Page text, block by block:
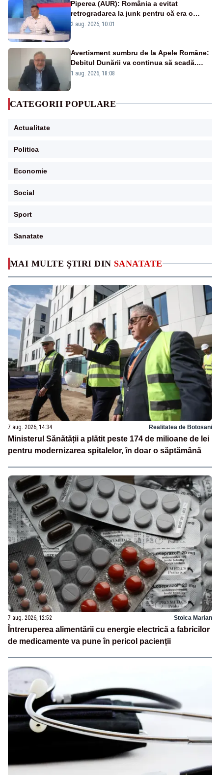
MAI MULTE ȘTIRI DIN SANATATE
7 aug. 2026, 14:34 Realitatea de Botosani
Ministerul Sănătății a plătit peste 174 de milioane de lei
pentru modernizarea spitalelor, în doar o săptămână
7 aug. 2026, 12:52 Stoica Marian
Întreruperea alimentării cu energie electrică a fabricilor
de medicamente va pune în pericol pacienții
Piperea (AUR): România a evitat
retrogradarea la junk pentru că era o
catastrofă pentru bănci și fondurile de
2 aug. 2026, 10:01
Avertisment sumbru de la Apele Române:
Debitul Dunării va continua să scadă.
Cernavodă s-ar putea închide în 4 zile
1 aug. 2026, 18:08
CATEGORII POPULARE
Actualitate
Politica
Economie
Social
Sport
Sanatate